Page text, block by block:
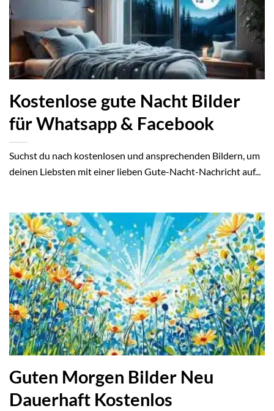
Kostenlose gute Nacht Bilder
für Whatsapp & Facebook
Suchst du nach kostenlosen und ansprechenden Bildern, um
deinen Liebsten mit einer lieben Gute-Nacht-Nachricht auf...
Guten Morgen Bilder Neu
Dauerhaft Kostenlos